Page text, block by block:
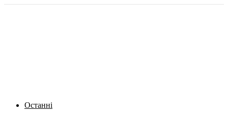
Останні